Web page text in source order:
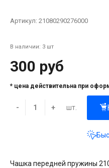
Артикул: 21080290276000
В наличии: 3 шт
300 руб
* цена действительна при
- + шт.
Чашка передней пружины